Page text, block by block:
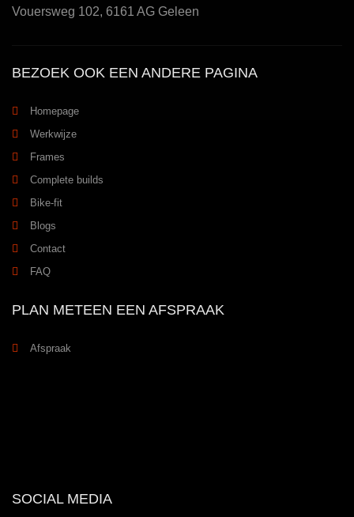
SOCIAL MEDIA
Vouersweg 102, 6161 AG Geleen
BEZOEK OOK EEN ANDERE PAGINA
Homepage
Werkwijze
Frames
Complete builds
Bike-fit
Blogs
Contact
FAQ
PLAN METEEN EEN AFSPRAAK
Afspraak